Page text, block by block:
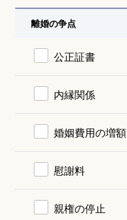
離婚の争点
公正証書
内縁関係
婚姻費用の増額
慰謝料
親権の停止